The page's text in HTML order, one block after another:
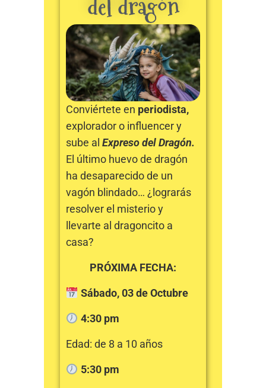
Conviértete en periodista,
explorador o influencer y
sube al Expreso del Dragón.
El último huevo de dragón
ha desaparecido de un
vagón blindado… ¿lograrás
resolver el misterio y
llevarte al dragoncito a
casa?
PRÓXIMA FECHA:
Sábado, 03 de Octubre
4:30 pm
Edad: de 8 a 10 años
5:30 pm